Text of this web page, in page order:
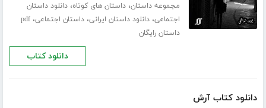
مجموعه داستان،داستان های کوتاه،دانلود داستان
اجتماعی،دانلود داستان ایرانی،داستان اجتماعی،pdf
داستان رایگان
دانلود کتاب
دانلود کتاب آرش